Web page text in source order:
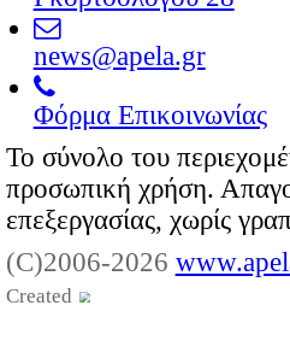
23-07-2026
Σταθερά
09-07-2026